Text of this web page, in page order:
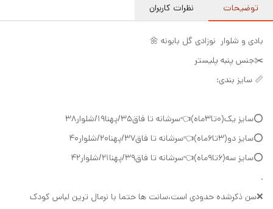
توضیحات نظرات کاربران
بادی و شلوار نوزادی گل بابونه 🌼
✂️جنس پنبه پلیستر
📏 سایز بندی:
⭕سایز یک(۰تا۳ماه)👈سرشانه تا فاق۳۵/پهنا۱۹/شلوار۳۸
⭕سایز دو(۳تا۶ماه)👈سرشانه تا فاق۳۷/پهنا۲۰/شلوار۴۰
⭕سایز سه(۶تا۹ماه)👈سرشانه تا فاق۳۹/پهنا۲۱/شلوار۴۲
.
❌سن ذکرشده حدودی است،سانت ها حتما با نرمال ترین لباس کودک